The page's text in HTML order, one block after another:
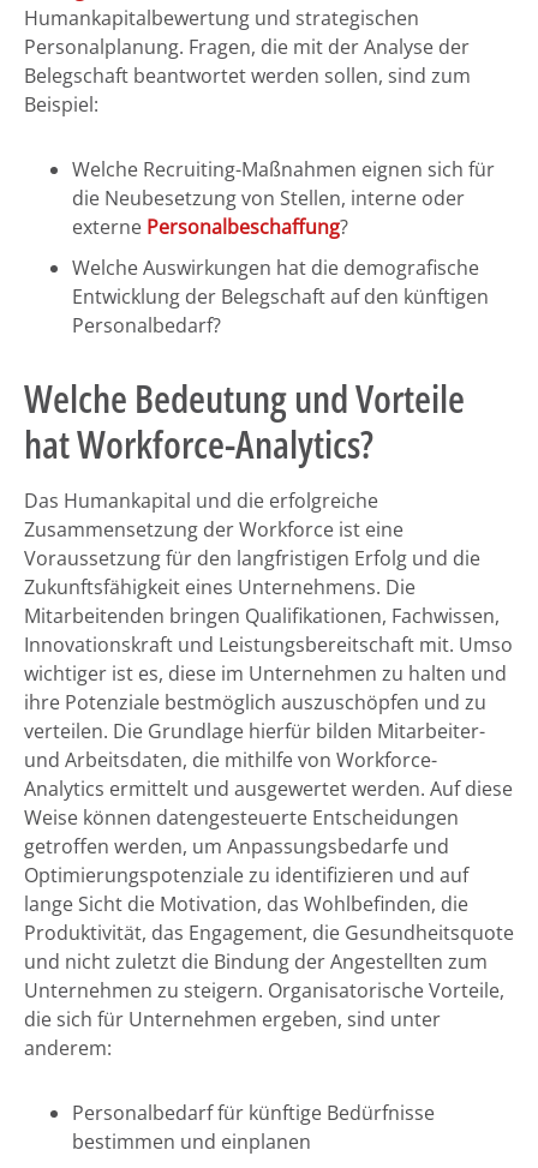
Humankapitalbewertung und strategischen
Personalplanung. Fragen, die mit der Analyse der
Belegschaft beantwortet werden sollen, sind zum
Beispiel:
Welche Recruiting-Maßnahmen eignen sich für
die Neubesetzung von Stellen, interne oder
externe Personalbeschaffung?
Welche Auswirkungen hat die demografische
Entwicklung der Belegschaft auf den künftigen
Personalbedarf?
Welche Bedeutung und Vorteile
hat Workforce-Analytics?
Das Humankapital und die erfolgreiche
Zusammensetzung der Workforce ist eine
Voraussetzung für den langfristigen Erfolg und die
Zukunftsfähigkeit eines Unternehmens. Die
Mitarbeitenden bringen Qualifikationen, Fachwissen,
Innovationskraft und Leistungsbereitschaft mit. Umso
wichtiger ist es, diese im Unternehmen zu halten und
ihre Potenziale bestmöglich auszuschöpfen und zu
verteilen. Die Grundlage hierfür bilden Mitarbeiter-
und Arbeitsdaten, die mithilfe von Workforce-
Analytics ermittelt und ausgewertet werden. Auf diese
Weise können datengesteuerte Entscheidungen
getroffen werden, um Anpassungsbedarfe und
Optimierungspotenziale zu identifizieren und auf
lange Sicht die Motivation, das Wohlbefinden, die
Produktivität, das Engagement, die Gesundheitsquote
und nicht zuletzt die Bindung der Angestellten zum
Unternehmen zu steigern. Organisatorische Vorteile,
die sich für Unternehmen ergeben, sind unter
anderem:
Personalbedarf für künftige Bedürfnisse
bestimmen und einplanen